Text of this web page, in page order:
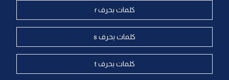
كلمات بحرف r
كلمات بحرف s
كلمات بحرف t